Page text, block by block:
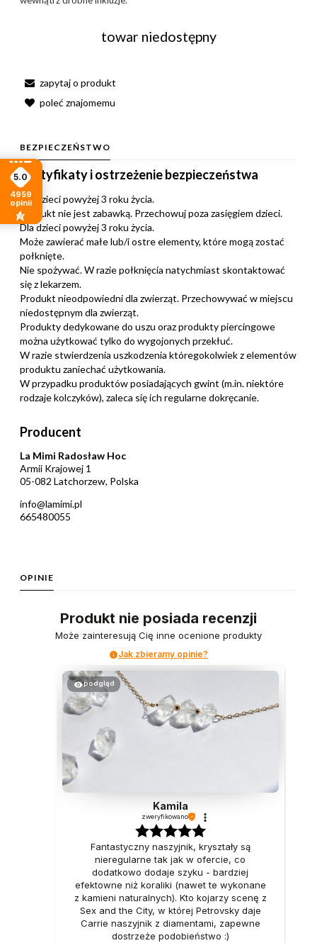
towar niedostępny
zapytaj o produkt
poleć znajomemu
BEZPIECZEŃSTWO
Certyfikaty i ostrzeżenie bezpieczeństwa
Dla dzieci powyżej 3 roku życia.
Produkt nie jest zabawką. Przechowuj poza zasięgiem dzieci.
Dla dzieci powyżej 3 roku życia.
Może zawierać małe lub/i ostre elementy, które mogą zostać
połknięte.
Nie spożywać. W razie połknięcia natychmiast skontaktować
się z lekarzem.
Produkt nieodpowiedni dla zwierząt. Przechowywać w miejscu
niedostępnym dla zwierząt.
Produkty dedykowane do uszu oraz produkty piercingowe
można użytkować tylko do wygojonych przekłuć.
W razie stwierdzenia uszkodzenia któregokolwiek z elementów
produktu zaniechać użytkowania.
W przypadku produktów posiadających gwint (m.in. niektóre
rodzaje kolczyków), zaleca się ich regularne dokręcanie.
Producent
La Mimi Radosław Hoc
Armii Krajowej 1
05-082 Latchorzew, Polska
info@lamimi.pl
665480055
OPINIE
Produkt nie posiada recenzji
Może zainteresują Cię inne ocenione produkty
Jak zbieramy opinie?
podgląd
Kamila
zweryfikowano
Fantastyczny naszyjnik, kryształy są
nieregularne tak jak w ofercie, co
dodatkowo dodaje szyku - bardziej
efektowne niż koraliki (nawet te wykonane
z kamieni naturalnych). Kto kojarzy scenę z
Sex and the City, w której Petrovsky daje
Carrie naszyjnik z diamentami, zapewne
dostrzeże podobieństwo :)
5.0
4959
opinii